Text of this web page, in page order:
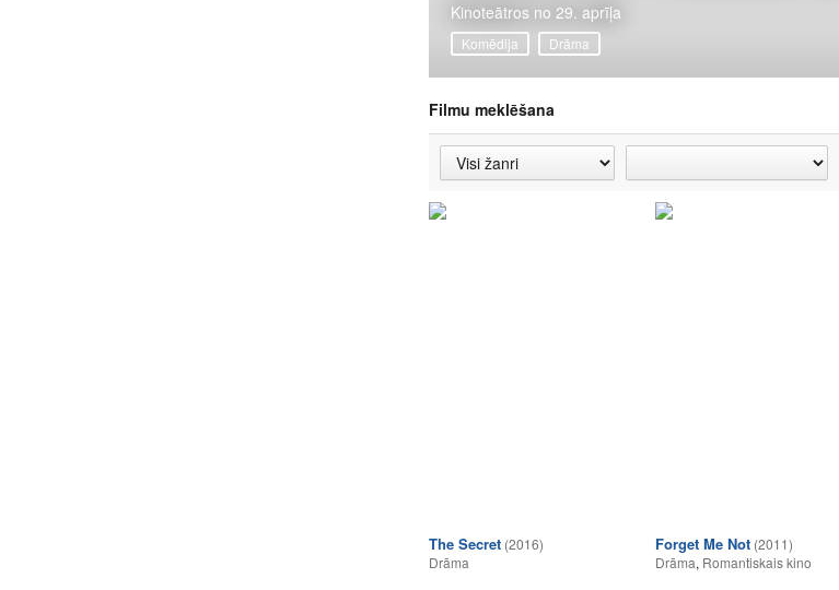
Kinoteātros no 29. aprīļa
Komēdija Drāma
Filmu meklēšana
The Secret (2016)
Drāma
Forget Me Not (2011)
Drāma, Romantiskais kino